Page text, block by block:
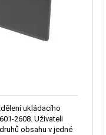
ukládacího
2608. Uživateli
obsahu v jedné